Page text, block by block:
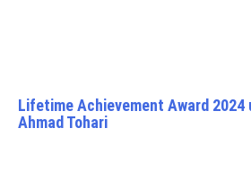
Lifetime Achievement Award 2024
Ahmad Tohari